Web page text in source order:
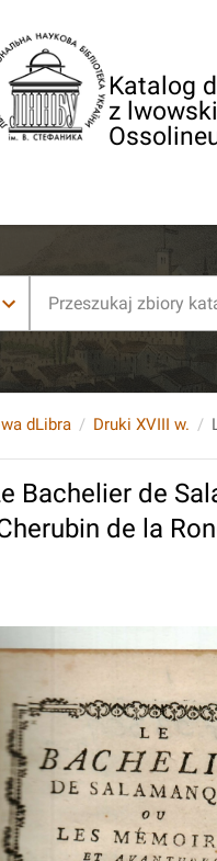
Katalog
z
dLibra Druki XVIII w.
Bachelier de
de la